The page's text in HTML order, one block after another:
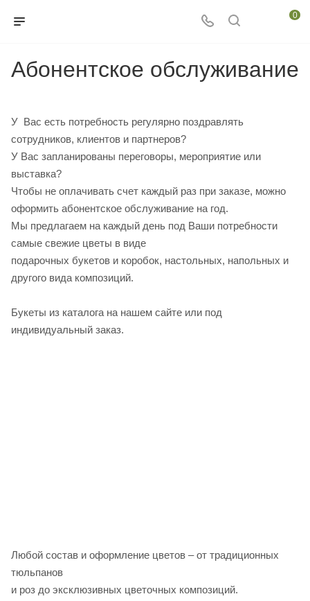
0
Абонентское обслуживание
У Вас есть потребность регулярно поздравлять
сотрудников, клиентов и партнеров?
У Вас запланированы переговоры, мероприятие или
выставка?
Чтобы не оплачивать счет каждый раз при заказе, можно
оформить абонентское обслуживание на год.
Мы предлагаем на каждый день под Ваши потребности
самые свежие цветы в виде
подарочных букетов и коробок, настольных, напольных и
другого вида композиций.
Букеты из каталога на нашем сайте или под
индивидуальный заказ.
Любой состав и оформление цветов – от традиционных
тюльпанов
и роз до эксклюзивных цветочных композиций.